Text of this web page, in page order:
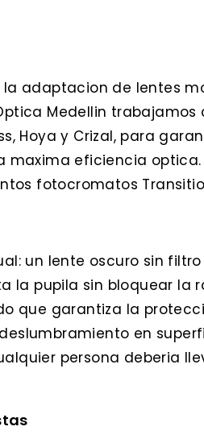
adaptacion de lentes
Medellin trabajamos
Hoya y Crizal, para
maxima eficiencia optica.
fotocromatos
un lente oscuro sin filtro
la pupila sin bloquear la
que garantiza la
en
persona deberia